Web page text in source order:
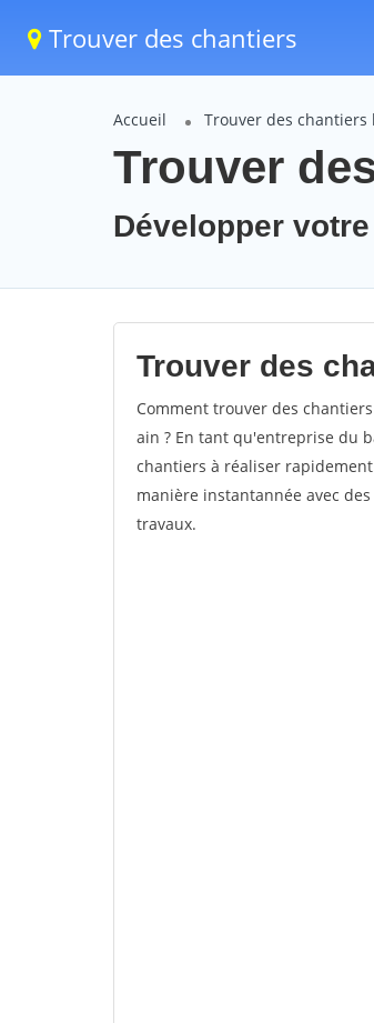
Trouver des chantiers
Accueil Trouver des
Trouver
Développer
Trouver des
Comment trouver des
ain ? En tant qu'entreprise du
chantiers à réaliser
manière instantannée avec
travaux.